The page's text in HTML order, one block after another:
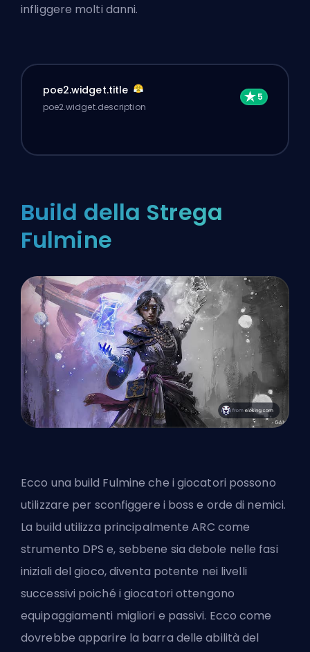
infliggere molti danni.
poe2.widget.title
poe2.widget.description
Build della Strega
Fulmine
Ecco una build Fulmine che i giocatori possono
utilizzare per sconfiggere i boss e orde di nemici.
La build utilizza principalmente ARC come
strumento DPS e, sebbene sia debole nelle fasi
iniziali del gioco, diventa potente nei livelli
successivi poiché i giocatori ottengono
equipaggiamenti migliori e passivi. Ecco come
dovrebbe apparire la barra delle abilità del